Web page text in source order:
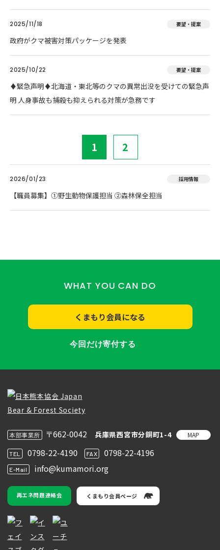
2025/11/18 要望・提案
政府がクマ被害対策パッケージを発表
2025/10/22 要望・提案
♦️緊急声明♦️北海道・東北等のクマの異常出没を受けての緊急声
明 人身事故も捕殺も抑えられる対策が急務です
1 2
2026/01/23 採用情報
【職員募集】①野生動物保護担当 ②森林保全担当
WHAT YOU CAN DO
くまもり会員になる
今回だけ寄付する
本部事業所 〒662-0042 兵庫県西宮市分銅町1-4 MAP
TEL 0798-22-4190 FAX 0798-22-4196
E-Mail info@kumamori.org
再エネ問題連絡会 くまもり会員ページ